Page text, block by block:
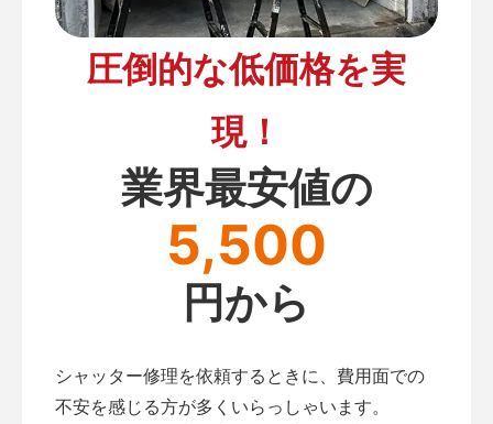
圧倒的な低価格を実
現！
業界最安値の
5,500
円から
シャッター修理を依頼するときに、費用面での
不安を感じる方が多くいらっしゃいます。